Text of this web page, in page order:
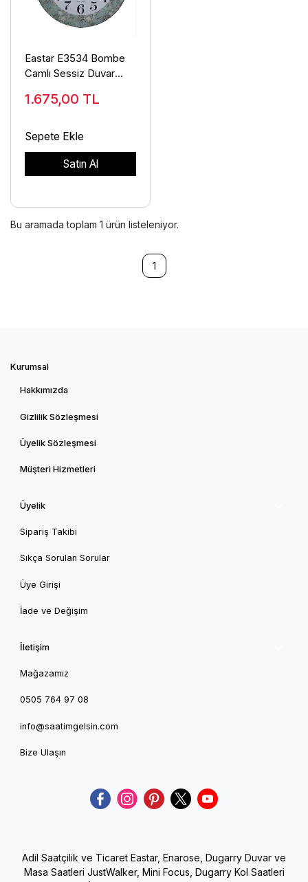
Eastar E3534 Bombe
Camlı Sessiz Duvar
1.675,00 TL
Sepete Ekle
Satın Al
Bu aramada toplam 1 ürün listeleniyor.
1
Kurumsal
Hakkımızda
Gizlilik Sözleşmesi
Üyelik Sözleşmesi
Müşteri Hizmetleri
Üyelik
Sipariş Takibi
Sıkça Sorulan Sorular
Üye Girişi
İade ve Değişim
İletişim
Mağazamız
0505 764 97 08
info@saatimgelsin.com
Bize Ulaşın
Adil Saatçilik ve Ticaret Eastar, Enarose, Dugarry Duvar ve
Masa Saatleri JustWalker, Mini Focus, Dugarry Kol Saatleri